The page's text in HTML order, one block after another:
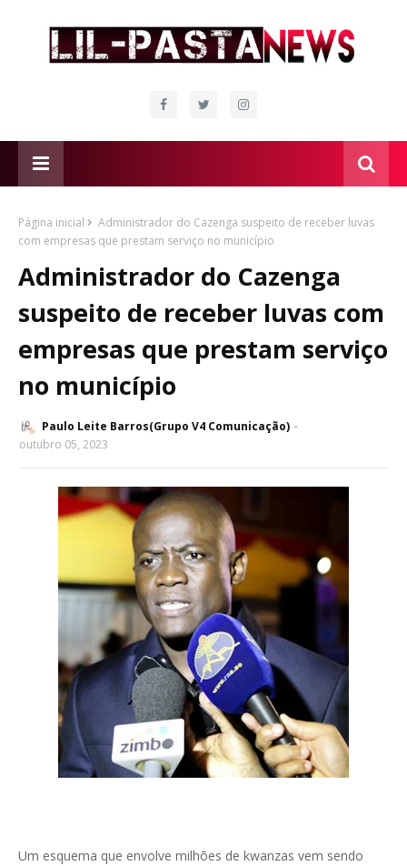
Página inicial
Administrador do Cazenga suspeito de receber luvas
com empresas que prestam serviço no município
Administrador do Cazenga
suspeito de receber luvas com
empresas que prestam serviço
no município
Paulo Leite Barros(Grupo V4 Comunicação)
outubro 05, 2023
Um esquema que envolve milhões de kwanzas vem sendo